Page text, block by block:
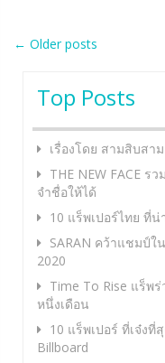
Post
navigation
← Older posts
Top Posts
เรื่องโดย สามสิบสา
THE NEW FACE
จำชื่อให้ได้
10 แร็พเปอร์ไทย ที่
SARAN คว้าแชมป์
2020
Time To Rise แร็พ
หนึ่งเดือน
10 แร็พเปอร์ ที่เจ๋ง
Billboard